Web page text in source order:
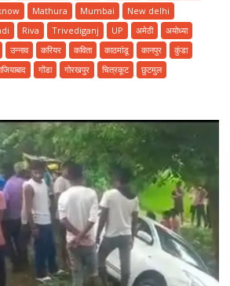
पेपर
पढ़ें
प्रातः
कालीन
संस्करण
धारा
लक्ष्य
समाचार
पत्र
दिनांक
अगस्त
2026
दिन
शुक्रवार
Mathura Mumbai
New delhi
Riva Trivediganj UP अमेठी
अयोध्या
उन्नाव करियर कविता काठमांडू कानपुर
कुंडा
गोंडा गोरखपुर चित्रकूट
छुटमुल